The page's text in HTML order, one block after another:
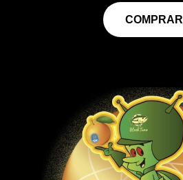
COMPRAR